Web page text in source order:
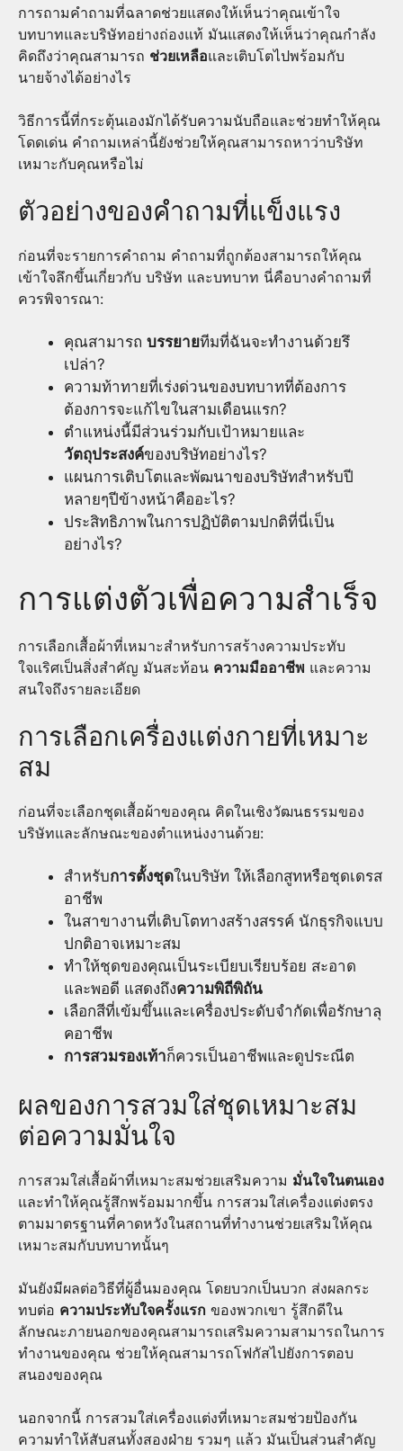
การถามคำถามที่ฉลาดช่วยแสดงให้เห็นว่าคุณเข้าใจ
บทบาทและบริษัทอย่างถ่องแท้ มันแสดงให้เห็นว่าคุณกำลัง
คิดถึงว่าคุณสามารถ ช่วยเหลือและเติบโตไปพร้อมกับ
นายจ้างได้อย่างไร
วิธีการนี้ที่กระตุ้นเองมักได้รับความนับถือและช่วยทำให้คุณ
โดดเด่น คำถามเหล่านี้ยังช่วยให้คุณสามารถหาว่าบริษัท
เหมาะกับคุณหรือไม่
ตัวอย่างของคำถามที่แข็งแรง
ก่อนที่จะรายการคำถาม คำถามที่ถูกต้องสามารถให้คุณ
เข้าใจลึกขึ้นเกี่ยวกับ บริษัท และบทบาท นี่คือบางคำถามที่
ควรพิจารณา:
คุณสามารถ บรรยายทีมที่ฉันจะทำงานด้วยรึ
เปล่า?
ความท้าทายที่เร่งด่วนของบทบาทที่ต้องการ
ต้องการจะแก้ไขในสามเดือนแรก?
ตำแหน่งนี้มีส่วนร่วมกับเป้าหมายและ
วัตถุประสงค์ของบริษัทอย่างไร?
แผนการเติบโตและพัฒนาของบริษัทสำหรับปี
หลายๆปีข้างหน้าคืออะไร?
ประสิทธิภาพในการปฏิบัติตามปกติที่นี่เป็น
อย่างไร?
การแต่งตัวเพื่อความสำเร็จ
การเลือกเสื้อผ้าที่เหมาะสำหรับการสร้างความประทับ
ใจเเริศเป็นสิ่งสำคัญ มันสะท้อน ความมืออาชีพ และความ
สนใจถึงรายละเอียด
การเลือกเครื่องแต่งกายที่เหมาะ
สม
ก่อนที่จะเลือกชุดเสื้อผ้าของคุณ คิดในเชิงวัฒนธรรมของ
บริษัทและลักษณะของตำแหน่งงานด้วย:
สำหรับการตั้งชุดในบริษัท ให้เลือกสูทหรือชุดเดรส
อาชีพ
ในสาขางานที่เติบโตทางสร้างสรรค์ นักธุรกิจแบบ
ปกติอาจเหมาะสม
ทำให้ชุดของคุณเป็นระเบียบเรียบร้อย สะอาด
และพอดี แสดงถึงความพิถีพิถัน
เลือกสีที่เข้มขึ้นและเครื่องประดับจำกัดเพื่อรักษาลุ
คอาชีพ
การสวมรองเท้าก็ควรเป็นอาชีพและดูประณีต
ผลของการสวมใส่ชุดเหมาะสม
ต่อความมั่นใจ
การสวมใส่เสื้อผ้าที่เหมาะสมช่วยเสริมความ มั่นใจในตนเอง
และทำให้คุณรู้สึกพร้อมมากขึ้น การสวมใส่เครื่องแต่งตรง
ตามมาตรฐานที่คาดหวังในสถานที่ทำงานช่วยเสริมให้คุณ
เหมาะสมกับบทบาทนั้นๆ
มันยังมีผลต่อวิธีที่ผู้อื่นมองคุณ โดยบวกเป็นบวก ส่งผลกระ
ทบต่อ ความประทับใจครั้งแรก ของพวกเขา รู้สึกดีใน
ลักษณะภายนอกของคุณสามารถเสริมความสามารถในการ
ทำงานของคุณ ช่วยให้คุณสามารถโฟกัสไปยังการตอบ
สนองของคุณ
นอกจากนี้ การสวมใส่เครื่องแต่งที่เหมาะสมช่วยป้องกัน
ความทำให้สับสนทั้งสองฝ่าย รวมๆ แล้ว มันเป็นส่วนสำคัญ